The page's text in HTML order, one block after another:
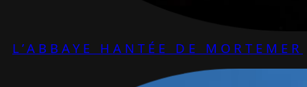
L’ABBAYE HANTÉE DE MORTEMER